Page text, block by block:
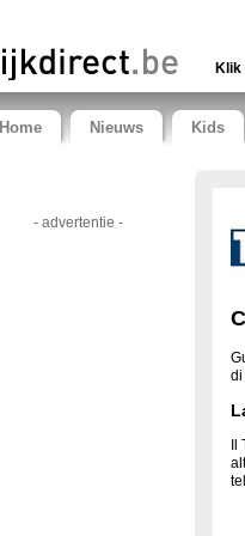
Klik
Home Nieuws Kids
- advertentie -
di